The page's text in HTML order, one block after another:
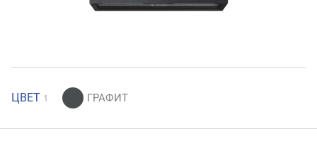
ЦВЕТ 1